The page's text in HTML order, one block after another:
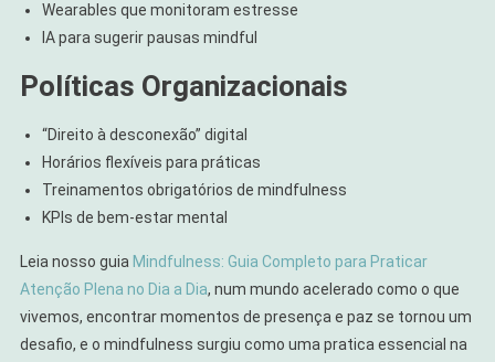
Wearables que monitoram estresse
IA para sugerir pausas mindful
Políticas Organizacionais
“Direito à desconexão” digital
Horários flexíveis para práticas
Treinamentos obrigatórios de mindfulness
KPIs de bem-estar mental
Leia nosso guia Mindfulness: Guia Completo para Praticar
Atenção Plena no Dia a Dia, num mundo acelerado como o que
vivemos, encontrar momentos de presença e paz se tornou um
desafio, e o mindfulness surgiu como uma pratica essencial na